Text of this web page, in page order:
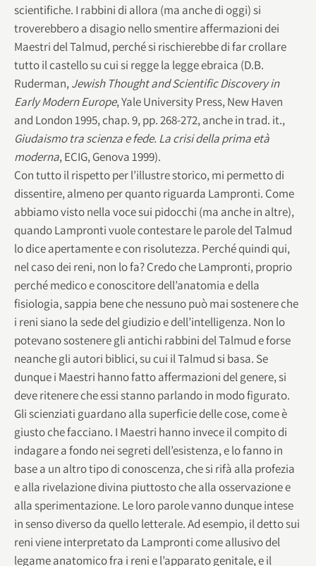
scientifiche. I rabbini di allora (ma anche di oggi) si
troverebbero a disagio nello smentire affermazioni dei
Maestri del Talmud, perché si rischierebbe di far crollare
tutto il castello su cui si regge la legge ebraica (D.B.
Ruderman,Jewish Thought and Scientific Discovery in
Early Modern Europe, Yale University Press, New Haven
and London 1995, chap. 9, pp. 268-272, anche in trad. it.,
Giudaismo tra scienza e fede. La crisi della prima età
moderna, ECIG, Genova 1999).
Con tutto il rispetto per l’illustre storico, mi permetto di
dissentire, almeno per quanto riguarda Lampronti. Come
abbiamo visto nella voce sui pidocchi (ma anche in altre),
quando Lampronti vuole contestare le parole del Talmud
lo dice apertamente e con risolutezza. Perché quindi qui,
nel caso dei reni, non lo fa? Credo che Lampronti, proprio
perché medico e conoscitore dell’anatomia e della
fisiologia, sappia bene che nessuno può mai sostenere che
i reni siano la sede del giudizio e dell’intelligenza. Non lo
potevano sostenere gli antichi rabbini del Talmud e forse
neanche gli autori biblici, su cui il Talmud si basa. Se
dunque i Maestri hanno fatto affermazioni del genere, si
deve ritenere che essi stanno parlando in modo figurato.
Gli scienziati guardano alla superficie delle cose, come è
giusto che facciano. I Maestri hanno invece il compito di
indagare a fondo nei segreti dell’esistenza, e lo fanno in
base a un altro tipo di conoscenza, che si rifà alla profezia
e alla rivelazione divina piuttosto che alla osservazione e
alla sperimentazione. Le loro parole vanno dunque intese
in senso diverso da quello letterale. Ad esempio, il detto sui
reni viene interpretato da Lampronti come allusivo del
legame anatomico fra i reni e l’apparato genitale, e il